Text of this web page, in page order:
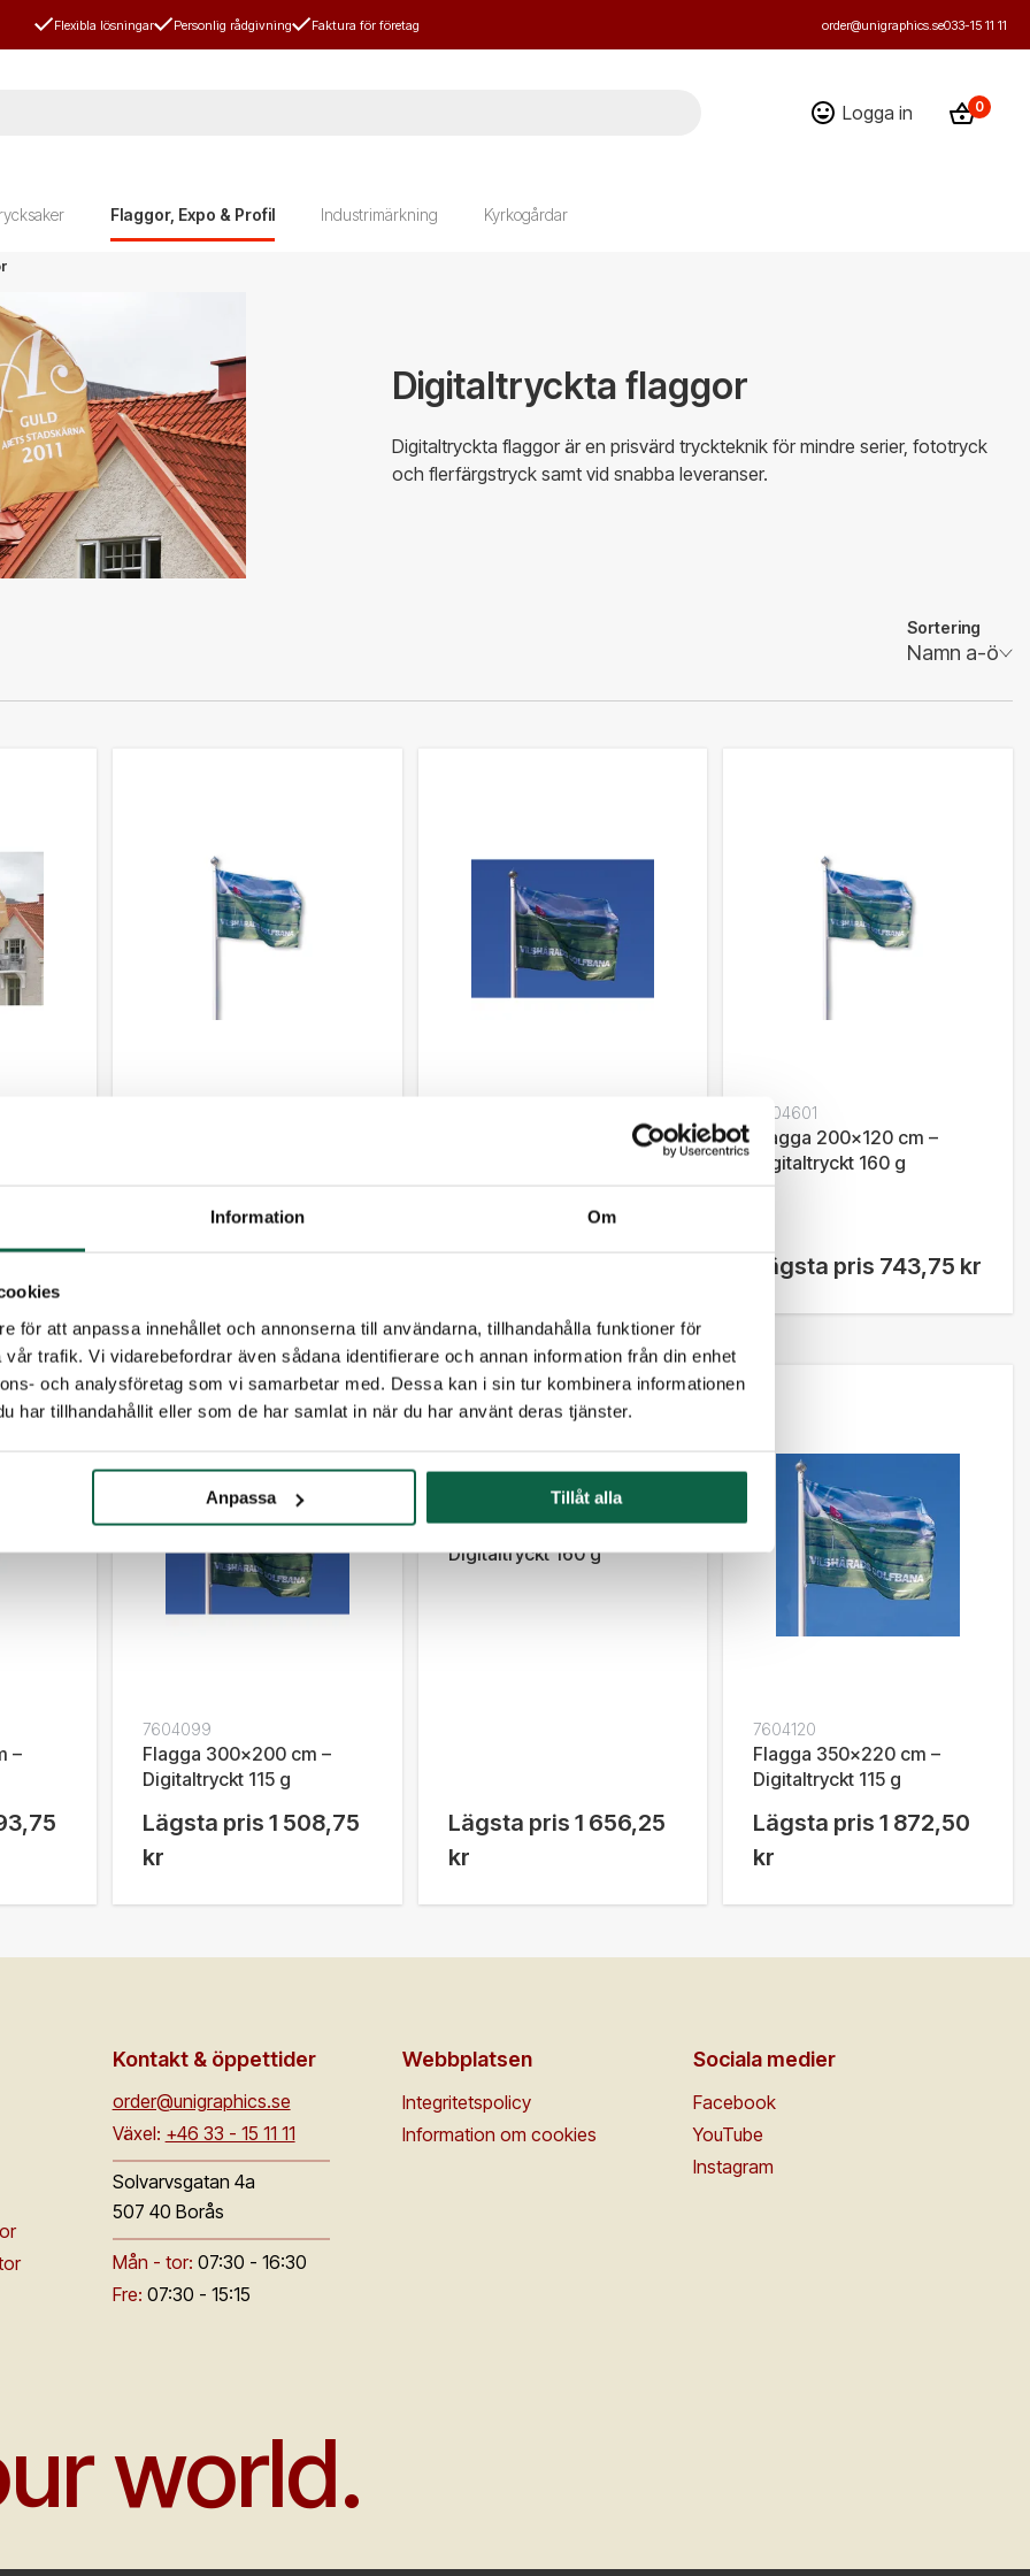
Information Om
för att anpassa innehållet och annonserna till användarna, tillhandahålla funktioner för
trafik. Vi vidarebefordrar även sådana identifierare och annan information från din enhet
och analysföretag som vi samarbetar med. Dessa kan i sin tur kombinera informationen
har tillhandahållit eller som de har samlat in när du har använt deras tjänster.
Anpassa Tillåt alla
Flexibla lösningar Personlig rådgivning Faktura för företag order@unigraphics.se033-15 11 11
Logga in 0
Flaggor, Expo & Profil Industrimärkning Kyrkogårdar
Digitaltryckta flaggor
Digitaltryckta flaggor är en prisvärd tryckteknik för mindre serier, fototryck
och flerfärgstryck samt vid snabba leveranser.
Sortering
Namn a-ö
g
Lägsta pris1 343,75
Flagga 200x120 cm –
656,25
7604601
Flagga 200x120 cm –
Digitaltryckt 160 g
Lägsta pris 743,75 kr
–
7604099
Flagga 300x200 cm –
Digitaltryckt 115 g
Lägsta pris 1 508,75
kr
Flagga 300x200 cm –
Digitaltryckt 160 g
Lägsta pris 1 656,25
kr
7604120
Flagga 350x220 cm –
Digitaltryckt 115 g
Lägsta pris 1 872,50
kr
Kontakt & öppettider
order@unigraphics.se
Växel: +46 33 - 15 11 11
Solvarvsgatan 4a
507 40 Borås
Mån - tor: 07:30 - 16:30
Fre: 07:30 - 15:15
Webbplatsen
Integritetspolicy
Information om cookies
Sociala medier
Facebook
YouTube
Instagram
world.